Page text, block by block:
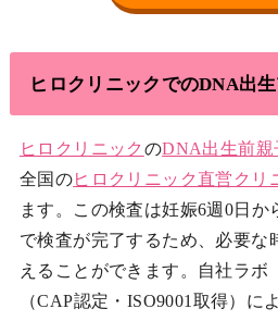
ヒロクリニックでのDNA出
ヒロクリニック のDNA出生前親
全国のヒロクリニック 直営クリ
ます。この検査は妊娠6週0日か
で検査が完了するため、必要な
えることができます。自社ラボ
（CAP認定・ISO9001取得）に